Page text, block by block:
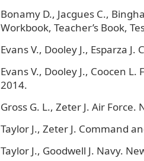
Bonamy D., Jacgues C.,
Workbook, Teacher’s Book,
Evans V., Dooley J., Esparza
Evans V., Dooley J., Coocen
2014.
Gross G. L., Zeter J. Air
Taylor J., Zeter J. Command
Taylor J., Goodwell J. Navy.